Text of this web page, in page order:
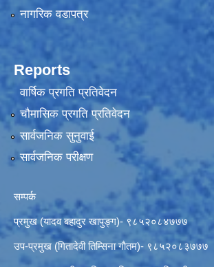
नागरिक वडापत्र
Reports
वार्षिक प्रगति प्रतिवेदन
चौमासिक प्रगति प्रतिवेदन
सार्वजनिक सुनुवाई
सार्वजनिक परीक्षण
सम्पर्क
प्रमुख (यादव बहादुर खापुङ्ग)- ९८५२०८४७७७
उप-प्रमुख (गितादेवी तिम्सिना गाैतम)- ९८५२०८३७७७